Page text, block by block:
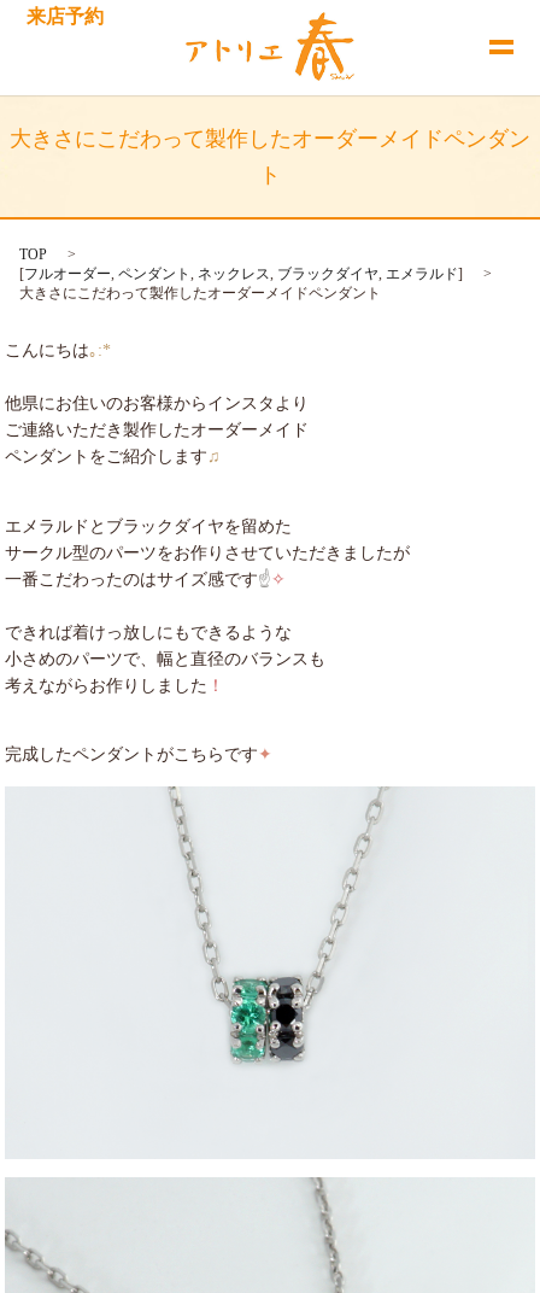
来店予約
大きさにこだわって製作したオーダーメイドペンダン
ト
TOP
[フルオーダー ,ペンダント ネックレス ブラックダイヤ エメラルド]
大きさにこだわって製作したオーダーメイドペンダント
こんにちは｡:*
他県にお住いのお客様からインスタより
ご連絡いただき製作したオーダーメイド
ペンダントをご紹介します ♫
エメラルドとブラックダイヤを留めた
サークル型のパーツをお作りさせていただきましたが
一番こだわったのはサイズ感です☝✧
できれば着けっ放しにもできるような
小さめのパーツで、幅と直径のバランスも
考えながらお作りしました ！
完成したペンダントがこちらです✦